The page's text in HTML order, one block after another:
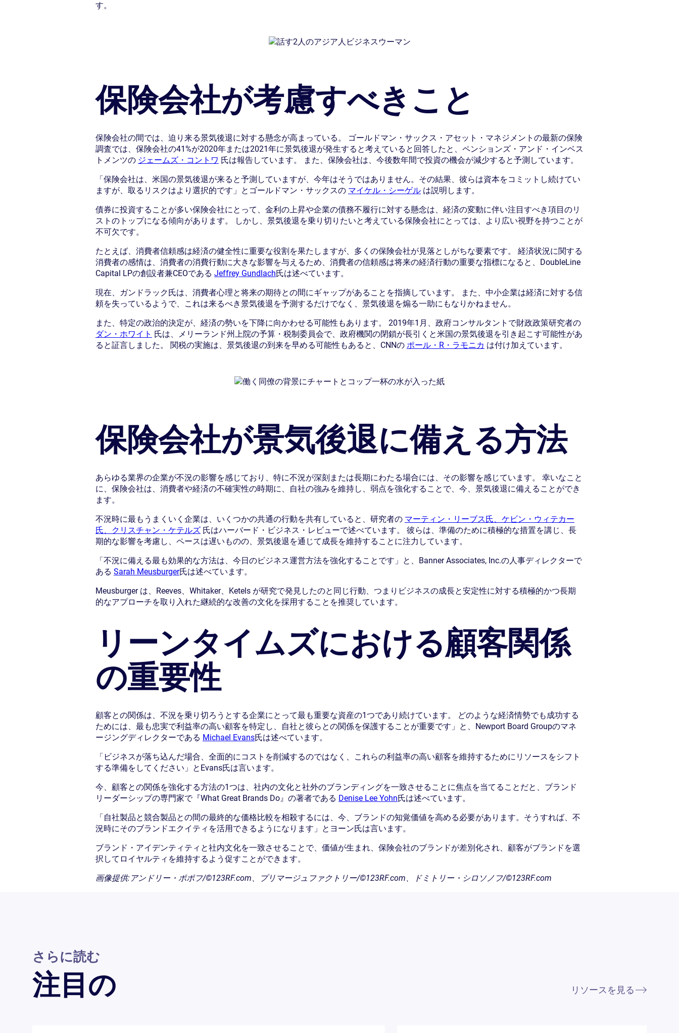
す。
保険会社が考慮すべきこと
保険会社の間では、迫り来る景気後退に対する懸念が高まっている。 ゴールドマン・サックス・アセット・マネジメントの最新の保険
調査では、保険会社の41%が2020年または2021年に景気後退が発生すると考えていると回答したと、ペンションズ・アンド・インベス
トメンツの ジェームズ・コントワ 氏は報告しています。 また、保険会社は、今後数年間で投資の機会が減少すると予測しています。
「保険会社は、米国の景気後退が来ると予測していますが、今年はそうではありません。その結果、彼らは資本をコミットし続けてい
ますが、取るリスクはより選択的です」とゴールドマン・サックスの マイケル・シーゲル は説明します。
債券に投資することが多い保険会社にとって、金利の上昇や企業の債務不履行に対する懸念は、経済の変動に伴い注目すべき項目のリ
ストのトップになる傾向があります。 しかし、景気後退を乗り切りたいと考えている保険会社にとっては、より広い視野を持つことが
不可欠です。
たとえば、消費者信頼感は経済の健全性に重要な役割を果たしますが、多くの保険会社が見落としがちな要素です。 経済状況に関する
消費者の感情は、消費者の消費行動に大きな影響を与えるため、消費者の信頼感は将来の経済行動の重要な指標になると、DoubleLine
Capital LPの創設者兼CEOである Jeffrey Gundlach氏は述べています。
現在、ガンドラック氏は、消費者心理と将来の期待との間にギャップがあることを指摘しています。 また、中小企業は経済に対する信
頼を失っているようで、これは来るべき景気後退を予測するだけでなく、景気後退を煽る一助にもなりかねません。
また、特定の政治的決定が、経済の勢いを下降に向かわせる可能性もあります。 2019年1月、政府コンサルタントで財政政策研究者の
ダン・ホワイト 氏は、メリーランド州上院の予算・税制委員会で、政府機関の閉鎖が長引くと米国の景気後退を引き起こす可能性があ
ると証言しました。 関税の実施は、景気後退の到来を早める可能性もあると、CNNの ポール・R・ラモニカ は付け加えています。
保険会社が景気後退に備える方法
あらゆる業界の企業が不況の影響を感じており、特に不況が深刻または長期にわたる場合には、その影響を感じています。 幸いなこと
に、保険会社は、消費者や経済の不確実性の時期に、自社の強みを維持し、弱点を強化することで、今、景気後退に備えることができ
ます。
不況時に最もうまくいく企業は、いくつかの共通の行動を共有していると、研究者の マーティン・リーブス氏、ケビン・ウィテカー
氏、クリスチャン・ケテルズ 氏はハーバード・ビジネス・レビューで述べています。 彼らは、準備のために積極的な措置を講じ、長
期的な影響を考慮し、ペースは遅いものの、景気後退を通じて成長を維持することに注力しています。
「不況に備える最も効果的な方法は、今日のビジネス運営方法を強化することです」と、Banner Associates, Inc.の人事ディレクターで
ある Sarah Meusburger氏は述べています。
Meusburger は、Reeves、Whitaker、Ketels が研究で発見したのと同じ行動、つまりビジネスの成長と安定性に対する積極的かつ長期
的なアプローチを取り入れた継続的な改善の文化を採用することを推奨しています。
リーンタイムズにおける顧客関係
の重要性
顧客との関係は、不況を乗り切ろうとする企業にとって最も重要な資産の1つであり続けています。 どのような経済情勢でも成功する
ためには、最も忠実で利益率の高い顧客を特定し、自社と彼らとの関係を保護することが重要です」と、Newport Board Groupのマネ
ージングディレクターである Michael Evans氏は述べています。
「ビジネスが落ち込んだ場合、全面的にコストを削減するのではなく、これらの利益率の高い顧客を維持するためにリソースをシフト
する準備をしてください」とEvans氏は言います。
今、顧客との関係を強化する方法の1つは、社内の文化と社外のブランディングを一致させることに焦点を当てることだと、ブランド
リーダーシップの専門家で『What Great Brands Do』の著者である Denise Lee Yohn氏は述べています。
「自社製品と競合製品との間の最終的な価格比較を相殺するには、今、ブランドの知覚価値を高める必要があります。そうすれば、不
況時にそのブランドエクイティを活用できるようになります」とヨーン氏は言います。
ブランド・アイデンティティと社内文化を一致させることで、価値が生まれ、保険会社のブランドが差別化され、顧客がブランドを選
択してロイヤルティを維持するよう促すことができます。
画像提供:アンドリー・ポポフ/©123RF.com、プリマージュファクトリー/©123RF.com、ドミトリー・シロソノフ/©123RF.com
さらに読む
注目の リソースを見る